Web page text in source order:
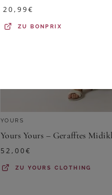
YOURS
52,00€
ZUYOURS CLOTHING
20,99€
ZUBONPRIX